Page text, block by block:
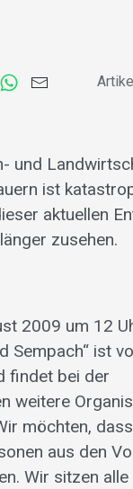
und
ist
aktuellen
zusehen.
2009 um 12
Sempach“ ist
findet bei der
weitere
möchten,
aus den
Wir sitzen